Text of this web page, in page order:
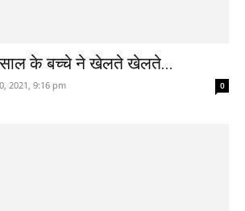
के बच्चे ने खेलते खेलते...
2021, 9:16 pm 0